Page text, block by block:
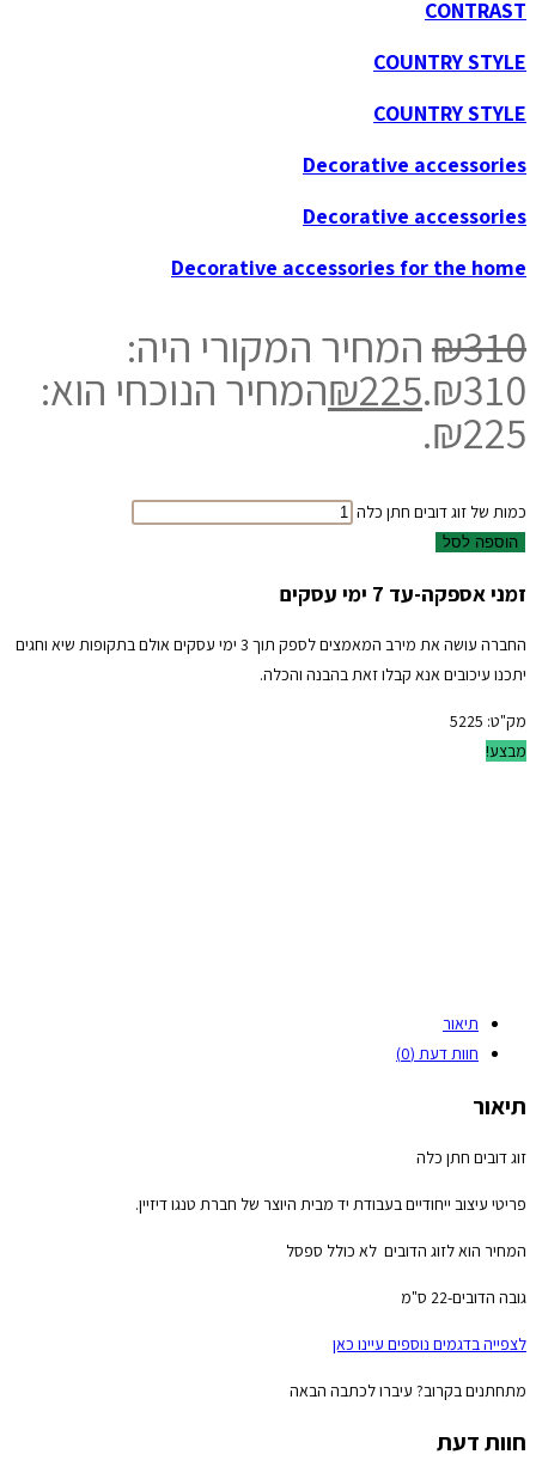
CONTRAST
COUNTRY STYLE
COUNTRY STYLE
Decorative accessories
Decorative accessories
Decorative accessories for the home
₪310 המחיר המקורי היה:
₪310.
₪225 המחיר הנוכחי הוא:
₪225.
כמות של זוג דובים חתן כלה
הוספה לסל
זמני אספקה-עד 7 ימי עסקים
החברה עושה את מירב המאמצים לספק תוך 3 ימי עסקים אולם בתקופות שיא וחגים
יתכנו עיכובים אנא קבלו זאת בהבנה והכלה.
מק"ט: 5225
מבצע!
תיאור
חוות דעת (0)
תיאור
זוג דובים חתן כלה
פריטי עיצוב ייחודיים בעבודת יד מבית היוצר של חברת טנגו דיזיין.
המחיר הוא לזוג הדובים לא כולל ספסל
גובה הדובים-22 ס"מ
לצפייה בדגמים נוספים עיינו כאן
מתחתנים בקרוב? עיברו לכתבה הבאה
חוות דעת